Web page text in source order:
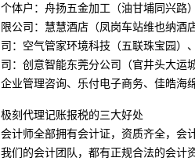
个体户：舟扬五金加工（油甘埔同兴
限公司：慧慧酒店（凤岗车站维也纳
司：空气管家环境科技（五联珠宝园
司：创意智能东莞分公司（官井头大
企业管理咨询、乐付电子商务、佳皓海
极刻代理记账报税的三大好处
会计师全部拥有会计证，资质齐全，会
我们的会计团队，都有正规合法的会计